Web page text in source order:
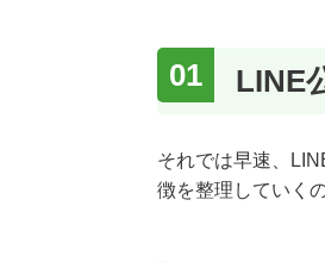
LINE
それでは早速、
徴を整理していく